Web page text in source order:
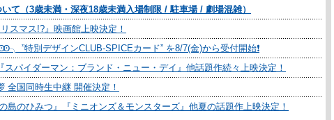
て（3歳未満・深夜18歳未満入場制限 / 駐車場 / 劇場混雑）
スマス!?』映画館上映決定！
”特別デザインCLUB-SPICEカード” を8/7(金)から受付開始❗️
スパイダーマン：ブランド・ニュー・デイ』他話題作続々上映決定！
全国同時生中継 開催決定！
島のひみつ』『ミニオンズ＆モンスターズ』他夏の話題作上映決定！